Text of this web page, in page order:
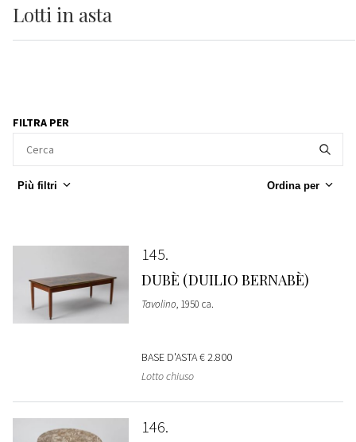
Lotti in asta
FILTRA PER
Più filtri Ordina per
145
DUBÈ (DUILIO BERNABÈ)
Tavolino, 1950 ca.
BASE D'ASTA€ 2.800
Lotto chiuso
146